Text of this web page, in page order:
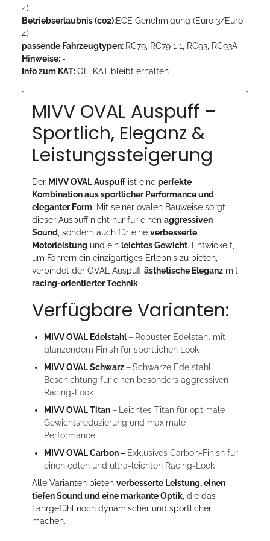
4)
Betriebserlaubnis (co2):ECE Genehmigung (Euro 3/Euro
4)
passende Fahrzeugtypen: RC79, RC79 1 1, RC93, RC93A
Hinweise: -
Info zum KAT:OE-KAT bleibt erhalten
MIVV OVAL Auspuff –
Sportlich, Eleganz &
Leistungssteigerung
Der MIVV OVAL Auspuff ist eine perfekte
Kombination aus sportlicher Performance und
eleganter Form. Mit seiner ovalen Bauweise sorgt
dieser Auspuff nicht nur für einen aggressiven
Sound , sondern auch für eine verbesserte
Motorleistung und ein leichtes Gewicht. Entwickelt,
um Fahrern ein einzigartiges Erlebnis zu bieten,
verbindet der OVAL Auspuffästhetische Eleganz mit
racing-orientierter Technik.
Verfügbare Varianten:
MIVV OVAL Edelstahl – Robuster Edelstahl mit
glänzendem Finish für sportlichen Look
MIVV OVAL Schwarz –Schwarze Edelstahl-
Beschichtung für einen besonders aggressiven
Racing-Look
MIVV OVAL Titan –
Leichtes Titan für optimale
Gewichtsreduzierung und maximale
Performance
MIVV OVAL Carbon – Exklusives Carbon-Finish für
einen edlen und ultra-leichten Racing-Look
Alle Varianten bieten verbesserte Leistung, einen
tiefen Sound und eine markante Optik , die das
Fahrgefühl noch dynamischer und sportlicher
machen.